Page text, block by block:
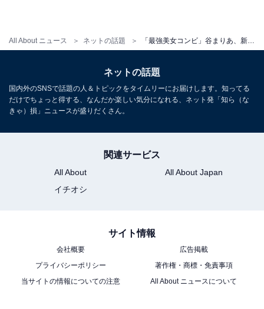
All About ニュース ネットの話題
ネットの話題
国内外のSNSで話題の人＆トピックをタイムリーにお届けします。知ってる
だけでちょっと得する、なんだか楽しい気分になれる、ネット発「知ら（な
きゃ）損」ニュースが盛りだくさん。
関連サービス
All About
All About Japan
イチオシ
サイト情報
会社概要
広告掲載
プライバシーポリシー
著作権・商標・免責事項
当サイトの情報についての注意
All About ニュースについて